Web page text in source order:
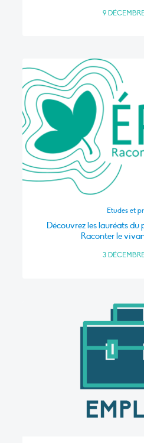
9
Etudes et
Découvrez les lauréats
Raconter le
3